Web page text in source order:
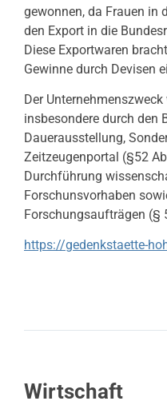
gewonnen, da Frauen in
den Export in die
Diese Exportwaren
Gewinne durch Devisen
Der
insbesondere durch den
Dauerausstellung,
Zeitzeugenportal (§52
Durchführung
Forschunsvorhaben
Forschungsaufträgen (§
https://gedenkstaette-
Wirtschaft